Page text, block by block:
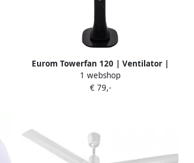
Eurom Towerfan 120 | Ventilator |
Black 385861
1 webshop
€ 79,-